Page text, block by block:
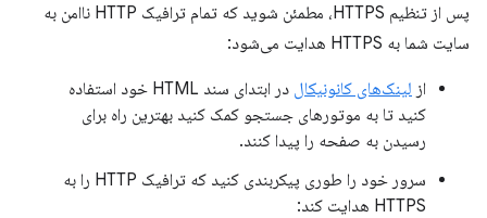
پس از تنظیم HTTPS، مطمئن شوید که تمام ترافیک HTTP ناامن به
سایت شما به HTTPS هدایت می‌شود:
از لینک‌های کانونیکال
در ابتدای سند HTML خود استفاده
کنید تا به موتورهای جستجو کمک کنید بهترین راه برای
رسیدن به صفحه را پیدا کنند.
سرور خود را طوری پیکربندی کنید که ترافیک HTTP را به
HTTPS هدایت کند: